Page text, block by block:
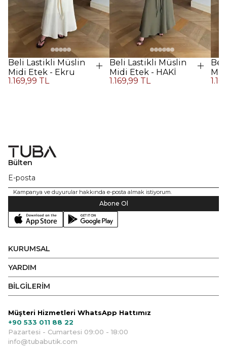
Beli Lastikli Müslin
Midi Etek - Ekru
1.169,99 TL
Beli Lastikli Müslin
Midi Etek - HAKİ
1.169,99 TL
Bülten
Kampanya ve duyurular hakkında e-posta almak istiyorum.
Abone Ol
KURUMSAL
YARDIM
BİLGİLERİM
Müşteri Hizmetleri WhatsApp Hattımız
+90 533 011 88 22
Pazartesi - Cumartesi 09:00 - 18:00
info@tubabutik.com